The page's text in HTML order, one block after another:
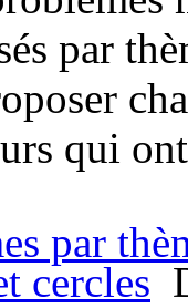
par
qui
par
cercles